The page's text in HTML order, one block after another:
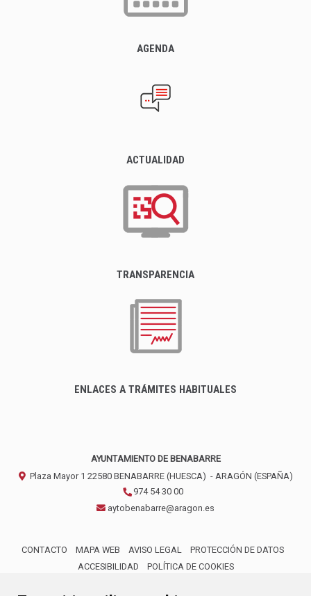
AGENDA
ACTUALIDAD
TRANSPARENCIA
ENLACES A TRÁMITES HABITUALES
AYUNTAMIENTO DE BENABARRE
Plaza Mayor 1 22580 BENABARRE (HUESCA) - ARAGÓN (ESPAÑA)
974 54 30 00
aytobenabarre@aragon.es
CONTACTO MAPA WEB AVISO LEGAL
PROTECCIÓN DE DATOS
ACCESIBILIDAD
POLÍTICA DE COOKIES